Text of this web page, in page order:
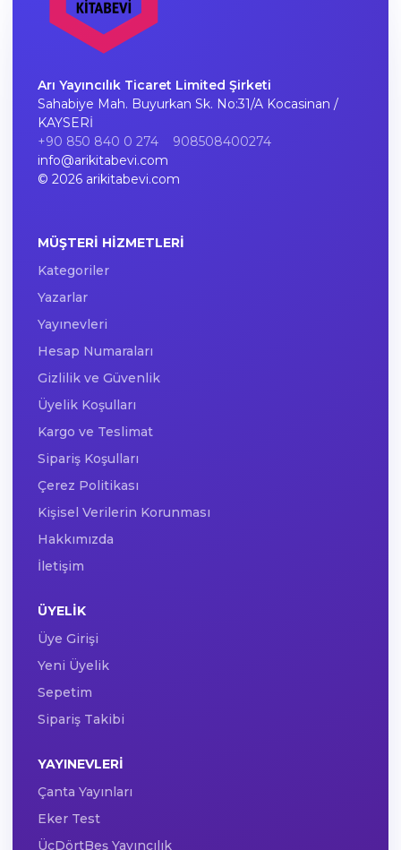
Arı Yayıncılık Ticaret Limited Şirketi
Sahabiye Mah. Buyurkan Sk. No:31/A Kocasinan /
KAYSERİ
+90 850 840 0 274
908508400274
info@arikitabevi.com
© 2026 arikitabevi.com
MÜŞTERI HIZMETLERI
Kategoriler
Yazarlar
Yayınevleri
Hesap Numaraları
Gizlilik ve Güvenlik
Üyelik Koşulları
Kargo ve Teslimat
Sipariş Koşulları
Çerez Politikası
Kişisel Verilerin Korunması
Hakkımızda
İletişim
ÜYELIK
Üye Girişi
Yeni Üyelik
Sepetim
Sipariş Takibi
YAYINEVLERI
Çanta Yayınları
Eker Test
ÜçDörtBeş Yayıncılık